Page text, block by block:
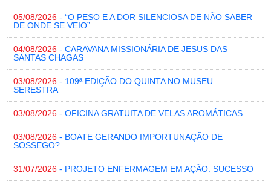
05/08/2026 - “O PESO E A DOR SILENCIOSA DE NÃO SABER
DE ONDE SE VEIO”
04/08/2026 - CARAVANA MISSIONÁRIA DE JESUS DAS
SANTAS CHAGAS
03/08/2026 - 109ª EDIÇÃO DO QUINTA NO MUSEU:
SERESTRA
03/08/2026 - OFICINA GRATUITA DE VELAS AROMÁTICAS
03/08/2026 - BOATE GERANDO IMPORTUNAÇÃO DE
SOSSEGO?
31/07/2026 - PROJETO ENFERMAGEM EM AÇÃO: SUCESSO